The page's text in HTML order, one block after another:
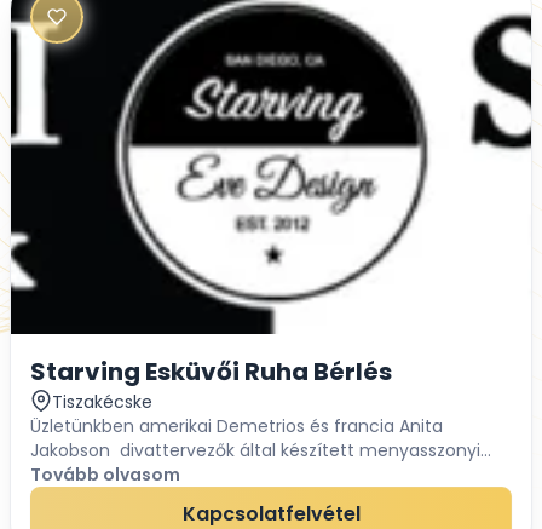
Starving Esküvői Ruha Bérlés
Tiszakécske
Üzletünkben amerikai Demetrios és francia Anita
Jakobson divattervezők által készített menyasszonyi
ruhákat kínálunk bérelhető rendszerben. Esküvői ruha
bérlés árak: 25000,-Ft-tól - 55000,-Ft-ig. A...
Tovább olvasom
Kapcsolatfelvétel